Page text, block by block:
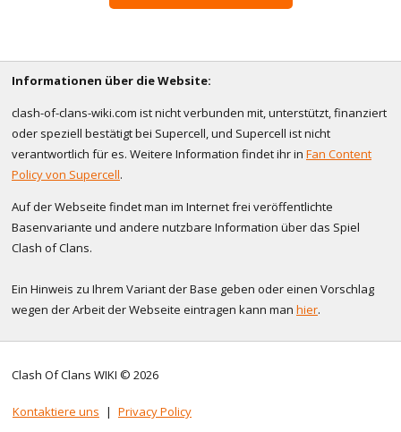
Informationen über die Website:
clash-of-clans-wiki.com ist nicht verbunden mit, unterstützt, finanziert
oder speziell bestätigt bei Supercell, und Supercell ist nicht
verantwortlich für es. Weitere Information findet ihr in Fan Content
Policy von Supercell.
Auf der Webseite findet man im Internet frei veröffentlichte
Basenvariante und andere nutzbare Information über das Spiel
Clash of Clans.
Ein Hinweis zu Ihrem Variant der Base geben oder einen Vorschlag
wegen der Arbeit der Webseite eintragen kann man hier.
Clash Of Clans WIKI © 2026
Kontaktiere uns | Privacy Policy